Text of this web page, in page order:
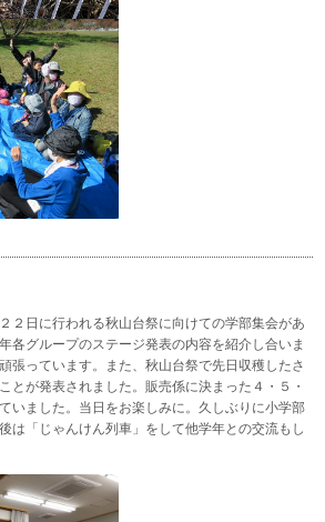
２日に行われる秋山台祭に向けての学部集会があ
各グループのステージ発表の内容を紹介し合いま
張っています。また、秋山台祭で先日収穫したさ
とが発表されました。販売係に決まった４・５・
いました。当日をお楽しみに。久しぶりに小学部
は「じゃんけん列車」をして他学年との交流もし